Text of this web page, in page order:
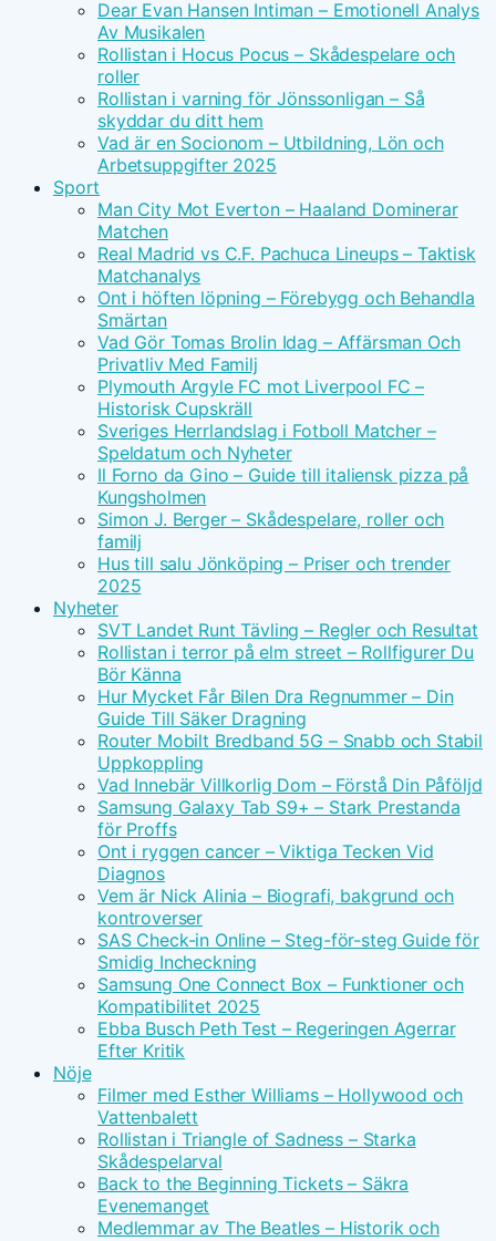
Dear Evan Hansen Intiman – Emotionell Analys
Av Musikalen
Rollistan i Hocus Pocus – Skådespelare och
roller
Rollistan i varning för Jönssonligan – Så
skyddar du ditt hem
Vad är en Socionom – Utbildning, Lön och
Arbetsuppgifter 2025
Sport
Man City Mot Everton – Haaland Dominerar
Matchen
Real Madrid vs C.F. Pachuca Lineups – Taktisk
Matchanalys
Ont i höften löpning – Förebygg och Behandla
Smärtan
Vad Gör Tomas Brolin Idag – Affärsman Och
Privatliv Med Familj
Plymouth Argyle FC mot Liverpool FC –
Historisk Cupskräll
Sveriges Herrlandslag i Fotboll Matcher –
Speldatum och Nyheter
Il Forno da Gino – Guide till italiensk pizza på
Kungsholmen
Simon J. Berger – Skådespelare, roller och
familj
Hus till salu Jönköping – Priser och trender
2025
Nyheter
SVT Landet Runt Tävling – Regler och Resultat
Rollistan i terror på elm street – Rollfigurer Du
Bör Känna
Hur Mycket Får Bilen Dra Regnummer – Din
Guide Till Säker Dragning
Router Mobilt Bredband 5G – Snabb och Stabil
Uppkoppling
Vad Innebär Villkorlig Dom – Förstå Din Påföljd
Samsung Galaxy Tab S9+ – Stark Prestanda
för Proffs
Ont i ryggen cancer – Viktiga Tecken Vid
Diagnos
Vem är Nick Alinia – Biografi, bakgrund och
kontroverser
SAS Check-in Online – Steg-för-steg Guide för
Smidig Incheckning
Samsung One Connect Box – Funktioner och
Kompatibilitet 2025
Ebba Busch Peth Test – Regeringen Agerrar
Efter Kritik
Nöje
Filmer med Esther Williams – Hollywood och
Vattenbalett
Rollistan i Triangle of Sadness – Starka
Skådespelarval
Back to the Beginning Tickets – Säkra
Evenemanget
Medlemmar av The Beatles – Historik och